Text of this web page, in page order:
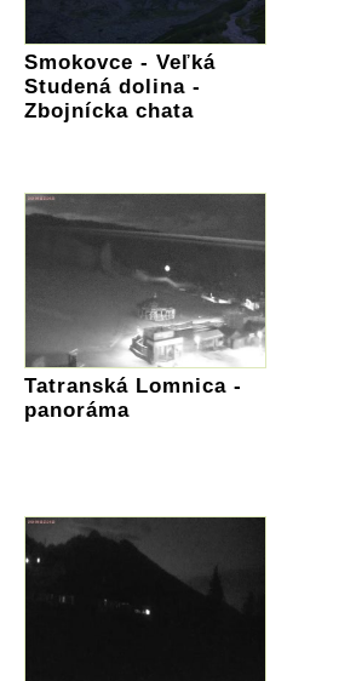
Smokovce - Veľká
Studená dolina -
Zbojnícka chata
Tatranská Lomnica -
panoráma